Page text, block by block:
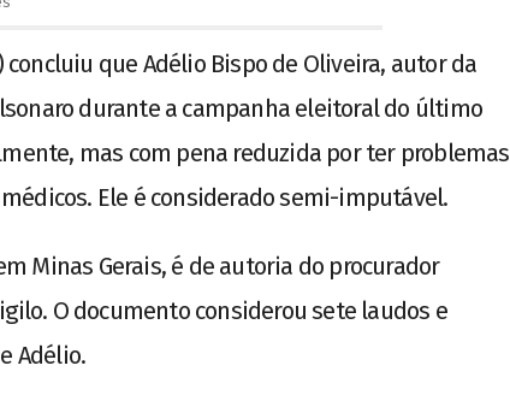
concluiu que Adélio Bispo de Oliveira, autor da
durante a campanha eleitoral do último
mas com pena reduzida por ter problemas
Ele é considerado semi-imputável.
Minas Gerais, é de autoria do procurador
O documento considerou sete laudos e
Adélio.